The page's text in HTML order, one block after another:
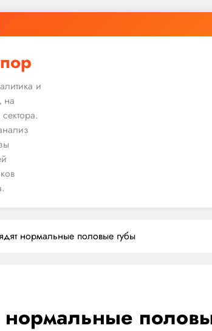
и
на
нормальные половые губы
нормальные